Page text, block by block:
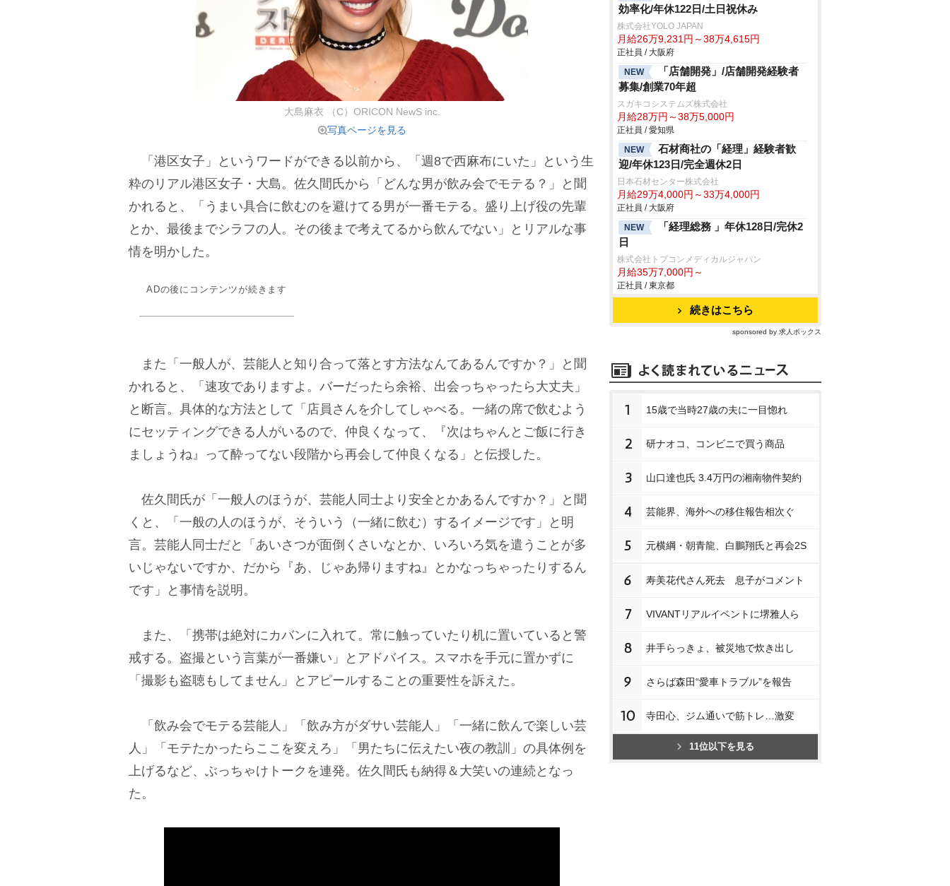
大島麻衣 （C）ORICON NewS inc.
写真ページを見る
「港区女子」というワードができる以前から、「週8で西麻布にいた」という生
粋のリアル港区女子・大島。佐久間氏から「どんな男が飲み会でモテる？」と聞
かれると、「うまい具合に飲むのを避けてる男が一番モテる。盛り上げ役の先輩
とか、最後までシラフの人。その後まで考えてるから飲んでない」とリアルな事
情を明かした。
ADの後にコンテンツが続きます
また「一般人が、芸能人と知り合って落とす方法なんてあるんですか？」と聞
かれると、「速攻でありますよ。バーだったら余裕、出会っちゃったら大丈夫」
と断言。具体的な方法として「店員さんを介してしゃべる。一緒の席で飲むよう
にセッティングできる人がいるので、仲良くなって、『次はちゃんとご飯に行き
ましょうね』って酔ってない段階から再会して仲良くなる」と伝授した。
佐久間氏が「一般人のほうが、芸能人同士より安全とかあるんですか？」と聞
くと、「一般の人のほうが、そういう（一緒に飲む）するイメージです」と明
言。芸能人同士だと「あいさつが面倒くさいなとか、いろいろ気を遣うことが多
いじゃないですか、だから『あ、じゃあ帰りますね』とかなっちゃったりするん
です」と事情を説明。
また、「携帯は絶対にカバンに入れて。常に触っていたり机に置いていると警
戒する。盗撮という言葉が一番嫌い」とアドバイス。スマホを手元に置かずに
「撮影も盗聴もしてません」とアピールすることの重要性を訴えた。
「飲み会でモテる芸能人」「飲み方がダサい芸能人」「一緒に飲んで楽しい芸
人」「モテたかったらここを変えろ」「男たちに伝えたい夜の教訓」の具体例を
上げるなど、ぶっちゃけトークを連発。佐久間氏も納得＆大笑いの連続となっ
た。
効率化/年休122日/土日祝休み
株式会社YOLO JAPAN
月給26万9,231円～38万4,615円
正社員 / 大阪府
NEW
「店舗開発」/店舗開発経験者
募集/創業70年超
スガキコシステムズ株式会社
月給28万円～38万5,000円
正社員 / 愛知県
NEW
石材商社の「経理」経験者歓
迎/年休123日/完全週休2日
日本石材センター株式会社
月給29万4,000円～33万4,000円
正社員 / 大阪府
NEW
「経理総務 」年休128日/完休2
日
株式会社トプコンメディカルジャパン
月給35万7,000円～
正社員 / 東京都
続きはこちら
sponsored by 求人ボックス
1 15歳で当時27歳の夫に一目惚れ
2 研ナオコ、コンビニで買う商品
3 山口達也氏 3.4万円の湘南物件契約
4 芸能界、海外への移住報告相次ぐ
5 元横綱・朝青龍、白鵬翔氏と再会2S
6 寿美花代さん死去 息子がコメント
7 VIVANTリアルイベントに堺雅人ら
8 井手らっきょ、被災地で炊き出し
9 さらば森田“愛車トラブル”を報告
10 寺田心、ジム通いで筋トレ…激変
11位以下を見る